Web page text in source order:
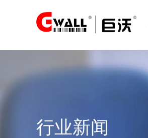
行业新闻